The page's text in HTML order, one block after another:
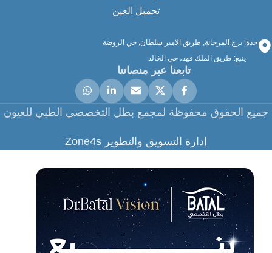
تجميل العين
جدة: برج المرجانة, طريق الامير سلطان, حي الروضة
ينبع: طريق الملك فهد، حي الخالد
تابعنا عبر منصاتنا
جميع الحقوق محفوظة لمجمع بطل التخصصي الطبي للعيون
إدارة التسويق والتطوير Zone4s